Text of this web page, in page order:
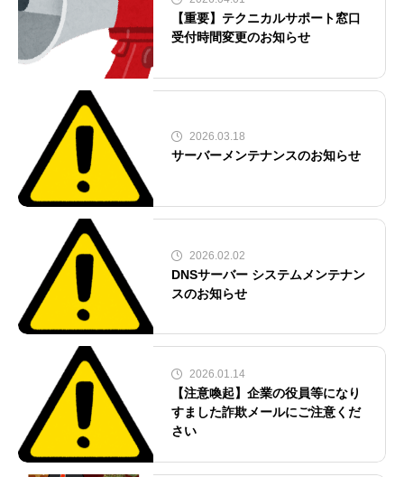
【重要】テクニカルサポート窓口
受付時間変更のお知らせ
2026.03.18
サーバーメンテナンスのお知らせ
2026.02.02
DNSサーバー システムメンテナン
スのお知らせ
2026.01.14
【注意喚起】企業の役員等になり
すました詐欺メールにご注意くだ
さい